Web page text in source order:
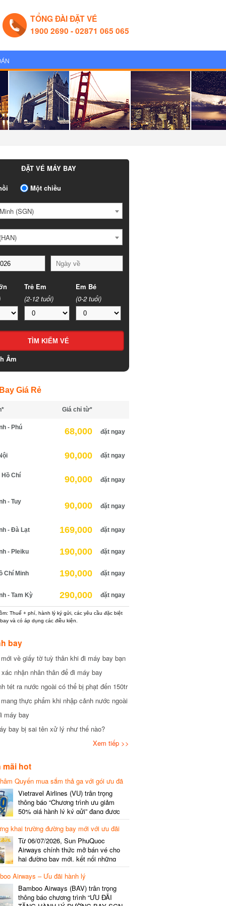
TỔNG ĐÀI ĐẶT VÉ
1900 2690 - 02871 065 065
ĐẶT VÉ MÁY BAY
Một chiều
(SGN)
Trẻ Em
(2-12 tuổi)
Em Bé
(0-2 tuổi)
Âm
Giá Rẻ
Giá chỉ từ*
- Phú
68,000 đặt ngay
90,000 đặt ngay
Chí
90,000 đặt ngay
- Tuy
90,000 đặt ngay
- Đà Lạt 169,000 đặt ngay
- Pleiku 190,000 đặt ngay
Chí Minh 190,000 đặt ngay
- Tam Kỳ 290,000 đặt ngay
Thuế + phí, hành lý ký gửi, các yêu cầu đặc biệt
và có áp dụng các điều kiện.
bay
về giấy tờ tuỳ thân khi đi máy bay bạn
nhận nhân thân để đi máy bay
tét ra nước ngoài có thể bị phạt đến 150tr
thực phẩm khi nhập cảnh nước ngoài
bay
bay bị sai tên xử lý như thế nào?
Xem tiếp >>
hot
Quyến mua sắm thả ga với gói ưu đã
gói cước
Vietravel Airlines (VU) trân trọng
thông báo “Chương trình ưu giảm
50% giá hành lý ký gửi” đang được
triển khai cho đường bay quốc tế mới
kết nối từ TP. Hồ Chí Minh
(SGN) đi Thâm Quyến – Trung Quốc
(SZX), chi tiết như sau: LỊCH BAY
CHI TIẾT Đường bay SHCB Giờ khởi
hành Giờ đến Tần suất…
khai trường đường bay mới với ưu đãi
Từ 06/07/2026, Sun PhuQuoc
Airways chính thức mở bán vé cho
hai đường bay mới, kết nối những
điểm đến giàu trải nghiệm, giúp hành
khách khám phá vẻ đẹp thiên nhiên
và văn hóa của miền Trung Việt Nam.
Thông tin đường bay mới Đường bay
Airways – Ưu đãi hành lý
Bamboo Airways (BAV) trân trọng
thông báo chương trình “ƯU ĐÃI